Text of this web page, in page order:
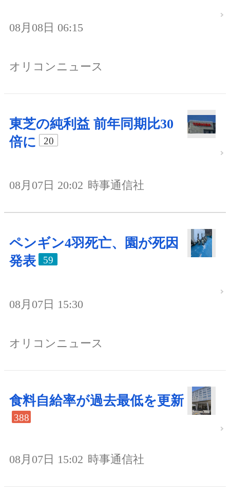
08月08日 06:15
オリコンニュース
東芝の純利益 前年同期比30
倍に
20
08月07日 20:02 時事通信社
ペンギン4羽死亡、園が死因
発表
59
08月07日 15:30
オリコンニュース
食料自給率が過去最低を更新
388
08月07日 15:02 時事通信社